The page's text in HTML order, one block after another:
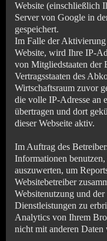
Website (einschließlich
Server von Google in
gespeichert.
Im Falle der
Website, wird Ihre IP-
von Mitgliedstaaten der
Vertragsstaaten des
Wirtschaftsraum zuvor
die volle IP-Adresse an
übertragen und dort
dieser Webseite aktiv.
Im Auftrag des
Informationen
auszuwerten, um
Websitebetreiber
Websitenutzung und
Dienstleistungen zu
Analytics von Ihrem
nicht mit anderen Daten